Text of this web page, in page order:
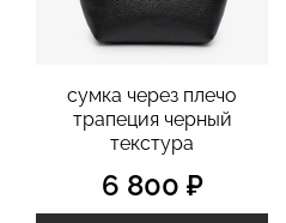
cумка через плечо
трапеция черный
текстура
6 800 ₽